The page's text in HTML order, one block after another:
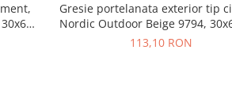
Gresie portelanata exterior tip
Nordic Outdoor Beige 9794,
bej, finisaj mat
113,10 RON